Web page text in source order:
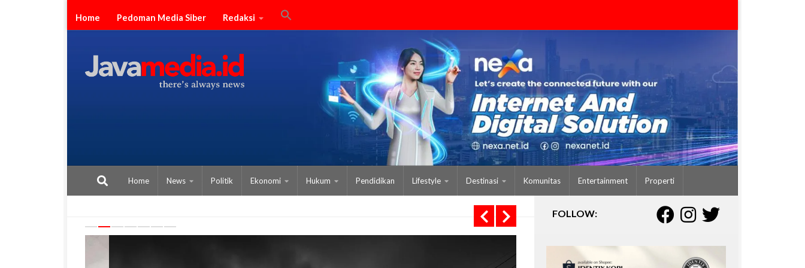
Skip to content
Home Pedoman Media Siber Redaksi
Home News Politik Ekonomi Hukum Pendidikan Lifestyle Destinasi Komunitas Entertainment Properti
FOLLOW: